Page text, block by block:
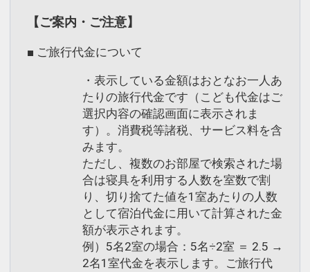
【ご案内・ご注意】
■ ご旅行代金について
・表示している金額はおとなお一人あ
たりの旅行代金です（こども代金はご
選択内容の確認画面に表示されま
す）。消費税等諸税、サービス料を含
みます。
ただし、複数のお部屋で検索された場
合は寝具を利用する人数を室数で割
り、切り捨てた値を1室あたりの人数
として宿泊代金に用いて計算された金
額が表示されます。
例）5名2室の場合：5名÷2室 ＝ 2.5 →
2名1室代金を表示します。ご旅行代